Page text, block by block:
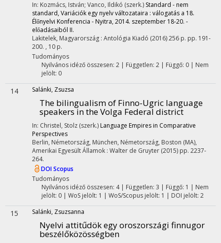
In: Kozmács, István; Vanco, Ildikó (szerk.) Standard - nem
standard, Variációk egy nyelv változataira : válogatás a 18.
Élőnyelvi Konferencia - Nyitra, 2014. szeptember 18-20. -
előadásaiból II.
Lakitelek, Magyarország : Antológia Kiadó (2016)256 p. pp. 191-
200. , 10 p.
Tudományos
Nyilvános idéző összesen: 2| Független: 2 | Függő: 0 | Nem
jelölt: 0
14 Salánki, Zsuzsa
The bilingualism of Finno-Ugric language
speakers in the Volga Federal district
In: Christel, Stolz (szerk.) Language Empires in Comparative
Perspectives
Berlin, Németország, München, Németország, Boston (MA),
Amerikai Egyesült Államok : Walter de Gruyter (2015) pp. 2237-
264.
DOIScopus
Tudományos
Nyilvános idéző összesen: 4| Független: 3 | Függő: 1 | Nem
jelölt: 0 | WoS jelölt: 1 | WoS/Scopus jelölt: 1 | DOI jelölt: 2
15 Salánki, Zsuzsanna
Nyelvi attitűdök egy oroszországi finnugor
beszélőközösségben